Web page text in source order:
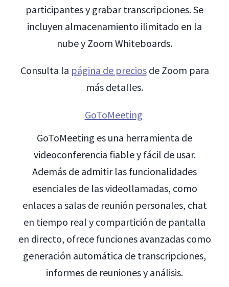
participantes y grabar transcripciones. Se
incluyen almacenamiento ilimitado en la
nube y Zoom Whiteboards.
Consulta la página de preciosde Zoom para
más detalles.
GoToMeeting
GoToMeeting es una herramienta de
videoconferencia fiable y fácil de usar.
Además de admitir las funcionalidades
esenciales de las videollamadas, como
enlaces a salas de reunión personales, chat
en tiempo real y compartición de pantalla
en directo, ofrece funciones avanzadas como
generación automática de transcripciones,
informes de reuniones y análisis.